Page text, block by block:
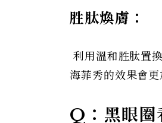
胜肽煥膚：
利用溫和胜肽置
海菲秀的效果會更
Q：黑眼圈